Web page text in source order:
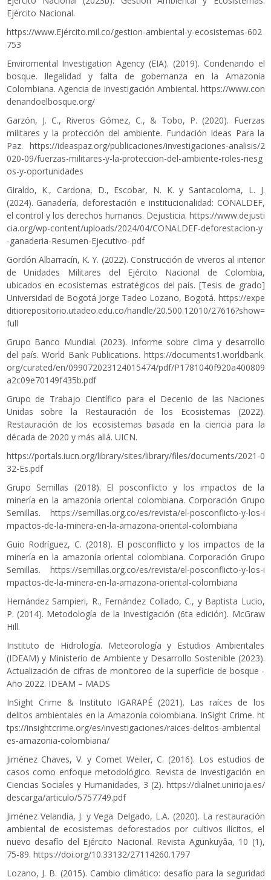
Ejército Nacional.
https://www.Ejército.mil.co/gestion-ambiental-y-ecosistemas-602
753
Enviromental Investigation Agency (EIA). (2019). Condenando el
bosque. Ilegalidad y falta de gobernanza en la Amazonia
Colombiana. Agencia de Investigación Ambiental. https://www.con
denandoelbosque.org/
Garzón, J. C., Riveros Gómez, C., & Tobo, P. (2020). Fuerzas
militares y la protección del ambiente. Fundación Ideas Para la
Paz. https://ideaspaz.org/publicaciones/investigaciones-analisis/2
020-09/fuerzas-militares-y-la-proteccion-del-ambiente-roles-riesg
os-y-oportunidades
Giraldo, K., Cardona, D., Escobar, N. K. y Santacoloma, L. J.
(2024). Ganadería, deforestación e institucionalidad: CONALDEF,
el control y los derechos humanos. Dejusticia. https://www.dejusti
cia.org/wp-content/uploads/2024/04/CONALDEF-deforestacion-y
-ganaderia-Resumen-Ejecutivo-.pdf
Gordón Albarracín, K. Y. (2022). Construcción de viveros al interior
de Unidades Militares del Ejército Nacional de Colombia,
ubicados en ecosistemas estratégicos del país. [Tesis de grado]
Universidad de Bogotá Jorge Tadeo Lozano, Bogotá. https://expe
ditiorepositorio.utadeo.edu.co/handle/20.500.12010/27616?show=
full
Grupo Banco Mundial. (2023). Informe sobre clima y desarrollo
del país. World Bank Publications. https://documents1.worldbank.
org/curated/en/099072023124015474/pdf/P1781040f920a400809
a2c09e70149f435b.pdf
Grupo de Trabajo Científico para el Decenio de las Naciones
Unidas sobre la Restauración de los Ecosistemas (2022).
Restauración de los ecosistemas basada en la ciencia para la
década de 2020 y más allá. UICN.
https://portals.iucn.org/library/sites/library/files/documents/2021-0
32-Es.pdf
Grupo Semillas (2018). El posconflicto y los impactos de la
minería en la amazonía oriental colombiana. Corporación Grupo
Semillas. https://semillas.org.co/es/revista/el-posconflicto-y-los-i
mpactos-de-la-minera-en-la-amazona-oriental-colombiana
Guio Rodríguez, C. (2018). El posconflicto y los impactos de la
minería en la amazonía oriental colombiana. Corporación Grupo
Semillas. https://semillas.org.co/es/revista/el-posconflicto-y-los-i
mpactos-de-la-minera-en-la-amazona-oriental-colombiana
Hernández Sampieri, R., Fernández Collado, C., y Baptista Lucio,
P. (2014). Metodología de la Investigación (6ta edición). McGraw
Hill.
Instituto de Hidrología. Meteorología y Estudios Ambientales
(IDEAM) y Ministerio de Ambiente y Desarrollo Sostenible (2023).
Actualización de cifras de monitoreo de la superficie de bosque -
Año 2022. IDEAM – MADS
InSight Crime & Instituto IGARAPÉ (2021). Las raíces de los
delitos ambientales en la Amazonía colombiana. InSight Crime. ht
tps://insightcrime.org/es/investigaciones/raices-delitos-ambiental
es-amazonia-colombiana/
Jiménez Chaves, V. y Comet Weiler, C. (2016). Los estudios de
casos como enfoque metodológico. Revista de Investigación en
Ciencias Sociales y Humanidades, 3 (2). https://dialnet.unirioja.es/
descarga/articulo/5757749.pdf
Jiménez Velandia, J. y Vega Delgado, L.A. (2020). La restauración
ambiental de ecosistemas deforestados por cultivos ilícitos, el
nuevo desafío del Ejército Nacional. Revista Agunkuyâa, 10 (1),
75-89. https://doi.org/10.33132/27114260.1797
Lozano, J. B. (2015). Cambio climático: desafío para la seguridad